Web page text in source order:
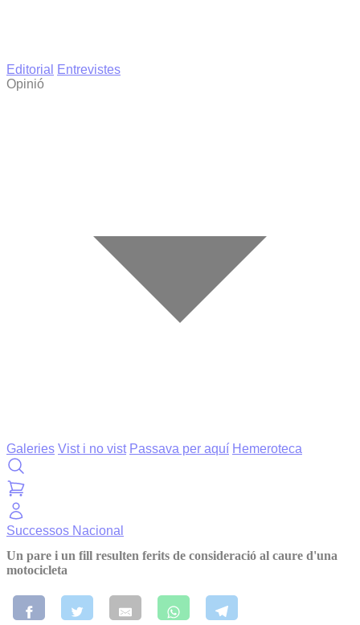
Editorial
Entrevistes
Opinió
Galeries Vist i no vist Passava per aquí Hemeroteca
Successos Nacional
Un pare i un fill resulten ferits de consideració al caure d'una
motocicleta